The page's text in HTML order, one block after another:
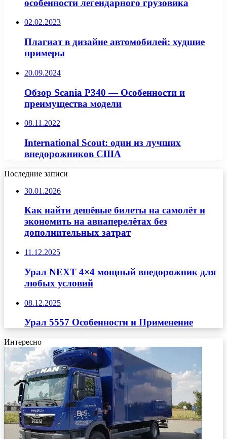
особенности легендарного грузовика
02.02.2023
Плагиат в дизайне автомобилей: худшие
примеры
20.09.2024
Обзор Scania P340 — Особенности и
преимущества модели
08.11.2022
International Scout: один из лучших
внедорожников США
Последние записи
30.01.2026
Как найти дешёвые билеты на самолёт и
экономить на авиаперелётах без
дополнительных затрат
11.12.2025
Урал NEXT 4×4 мощный внедорожник для
любых условий
08.12.2025
Урал 5557 Особенности и Применение
Интересно